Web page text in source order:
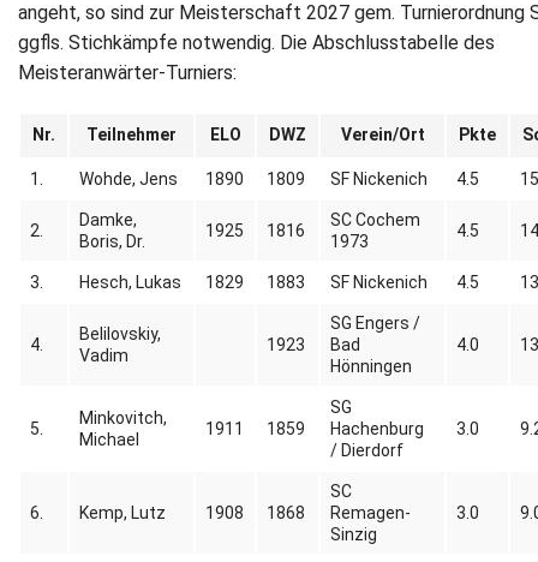
angeht, so sind zur Meisterschaft 2027 gem. Turnierordnung
ggfls. Stichkämpfe notwendig. Die Abschlusstabelle des
Meisteranwärter-Turniers:
Nr. Teilnehmer ELO DWZ Verein/Ort Pkte
1. Wohde, Jens 1890 1809 SF Nickenich 4.5
2.
Damke,
Boris, Dr.
1925 1816
SC Cochem
1973
4.5
3. Hesch, Lukas 1829 1883 SF Nickenich 4.5
4.
Belilovskiy,
Vadim
1923
SG Engers /
Bad
Hönningen
4.0
5.
Minkovitch,
Michael
1911 1859
SG
Hachenburg
/ Dierdorf
3.0
6. Kemp, Lutz 1908 1868
SC
Remagen-
Sinzig
3.0